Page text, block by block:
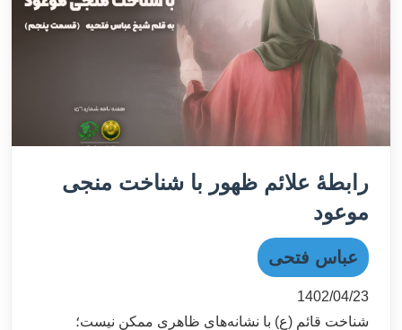
رابطهٔ علائم ظهور با شناخت منجی
موعود
عباس فتحی
1402/04/23
شناخت قائم (ع) با نشانه‌های ظاهری ممکن نیست؛